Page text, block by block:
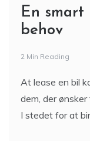
En smart
behov
2 Min Reading
At lease en bil
dem, der
I stedet for at